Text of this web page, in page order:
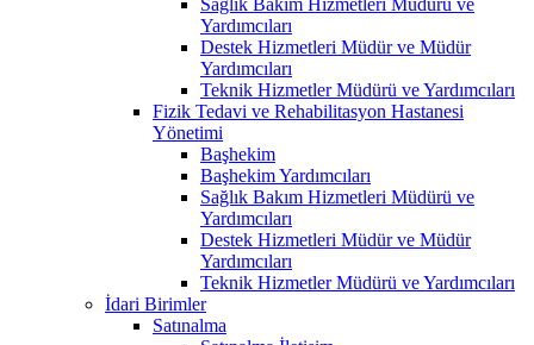
Yardımcıları
Destek Hizmetleri Müdür ve Müdür
Yardımcıları
Teknik Hizmetler Müdürü ve Yardımcıları
Fizik Tedavi ve Rehabilitasyon Hastanesi
Yönetimi
Başhekim
Başhekim Yardımcıları
Sağlık Bakım Hizmetleri Müdürü ve
Yardımcıları
Destek Hizmetleri Müdür ve Müdür
Yardımcıları
Teknik Hizmetler Müdürü ve Yardımcıları
İdari Birimler
Satınalma